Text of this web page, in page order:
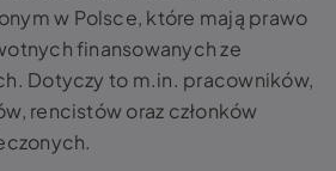
w Polsce, które mają prawo
finansowanych ze
Dotyczy to m.in. pracowników,
rencistów oraz członków